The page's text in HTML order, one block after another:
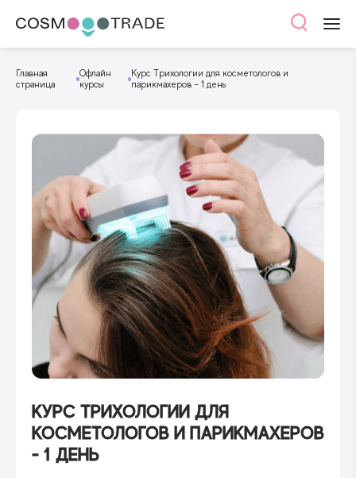
Главная
страница
Офлайн
курсы
Курс Трихологии для косметологов и
парикмахеров – 1 день
КУРС ТРИХОЛОГИИ ДЛЯ
КОСМЕТОЛОГОВ И ПАРИКМАХЕРОВ
- 1 ДЕНЬ